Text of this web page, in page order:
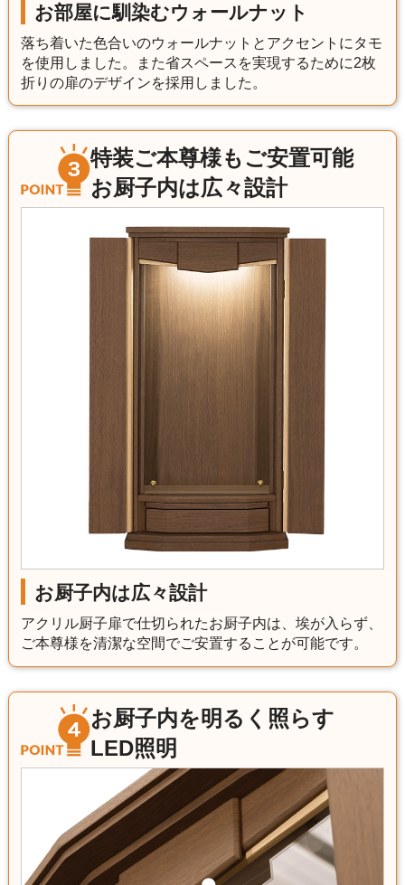
お部屋に馴染むウォールナット
落ち着いた色合いのウォールナットとアクセントにタモ
を使用しました。また省スペースを実現するために2枚
折りの扉のデザインを採用しました。
特装ご本尊様もご安置可能
お厨子内は広々設計
お厨子内は広々設計
アクリル厨子扉で仕切られたお厨子内は、埃が入らず、
ご本尊様を清潔な空間でご安置することが可能です。
お厨子内を明るく照らす
LED照明